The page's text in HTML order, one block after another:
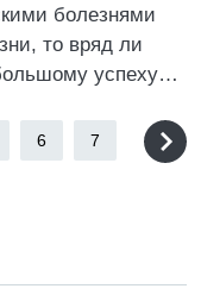
болезнями
то вряд ли
успеху…
6 7